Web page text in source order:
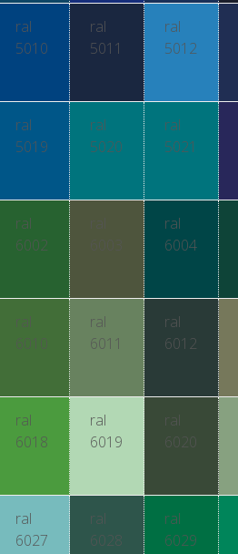
ral
5010
ral
5011
ral
5012
ral
5019
ral
5020
ral
5021
ral
6002
ral
6004
ral
6010
ral
6011
ral
6012
ral
6018
ral
6019
ral
6020
ral
6027
ral
6028
ral
6029